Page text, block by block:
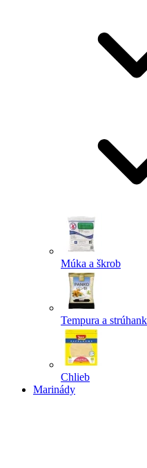
Múka a škrob
Tempura a
Chlieb
Marinády